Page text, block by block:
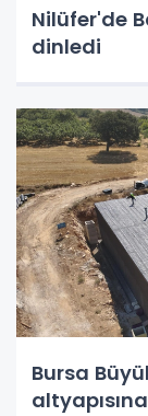
Nilüfer'de
dinledi
Bursa